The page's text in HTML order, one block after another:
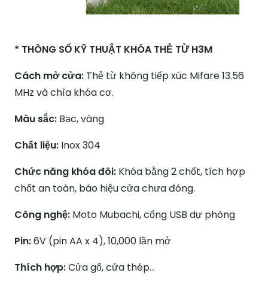
* THÔNG SỐ KỸ THUẬT KHÓA THẺ TỪ H3M
Cách mở cửa: Thẻ từ không tiếp xúc Mifare 13.56
MHz và chìa khóa cơ.
Màu sắc: Bạc, vàng
Chất liệu: Inox 304
Chức năng khóa đôi: Khóa bằng 2 chốt, tích hợp
chốt an toàn, báo hiệu cửa chưa đóng.
Công nghệ: Moto Mubachi, cổng USB dự phòng
Pin:6V (pin AA x 4), 10,000 lần mở
Thích hợp:Cửa gổ, cửa thép…